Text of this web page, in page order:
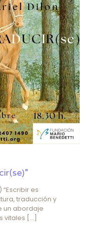
“Escribir es
traducción y
un abordaje
vitales […]